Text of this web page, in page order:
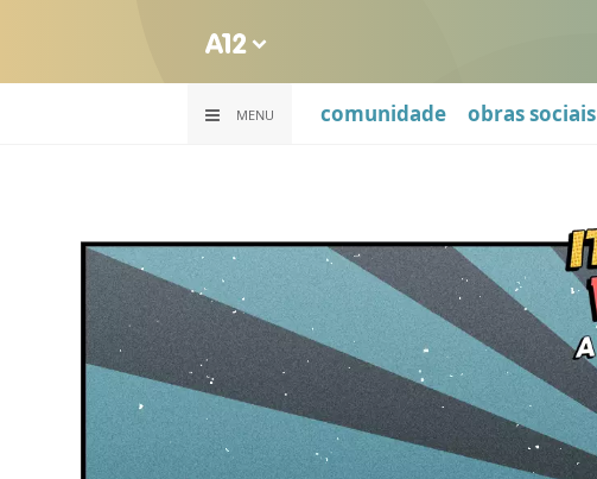
MENU comunidade obras sociais